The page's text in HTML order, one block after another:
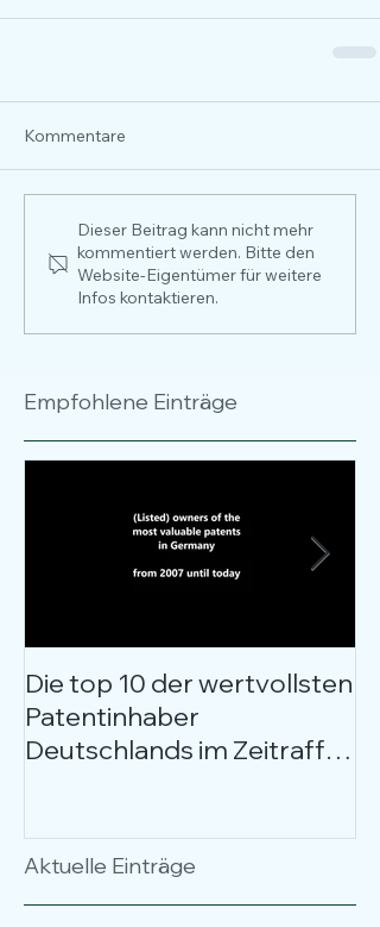
Kommentare
Dieser Beitrag kann nicht mehr
kommentiert werden. Bitte den
Website-Eigentümer für weitere
Infos kontaktieren.
Empfohlene Einträge
Die top 10 der wertvollsten
Patentinhaber
Deutschlands im Zeitraffer
Aktuelle Einträge